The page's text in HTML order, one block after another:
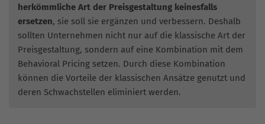
herkömmliche Art der Preisgestaltung keinesfalls
ersetzen, sie soll sie ergänzen und verbessern. Deshalb
sollten Unternehmen nicht nur auf die klassische Art der
Preisgestaltung, sondern auf eine Kombination mit dem
Behavioral Pricing setzen. Durch diese Kombination
können die Vorteile der klassischen Ansätze genutzt und
deren Schwachstellen eliminiert werden.